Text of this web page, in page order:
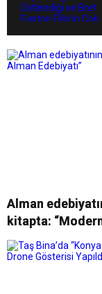
Alman
kitapta: